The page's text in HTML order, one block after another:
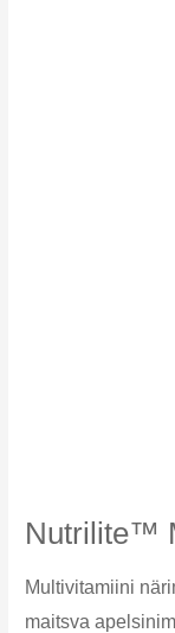
Nutrilite™
Multivitamiini
maitsva